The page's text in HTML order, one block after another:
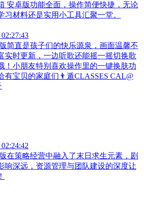
安卓版功能全面，操作简便快捷，无论
习材料还是实用小工具汇聚一堂。
简直是孩子们的快乐源泉，画面温馨不
实时更新，一边听歌还能摇一摇切换歌
！小朋友特别喜欢操作里的一键换肤功
有宝贝的家庭们👨‍遁️CLASSES CAL@
在策略经营中融入了末日求生元素，剧
响深远，资源管理与团队建设的深度让